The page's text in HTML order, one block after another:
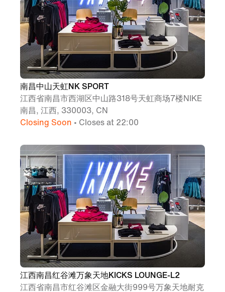
南昌中山天虹NK SPORT
江西省南昌市西湖区中山路318号天虹商场7楼NIKE
南昌, 江西, 330003, CN
Closing Soon • Closes at 22:00
江西南昌红谷滩万象天地KICKS LOUNGE-L2
江西省南昌市红谷滩区金融大街999号万象天地耐克